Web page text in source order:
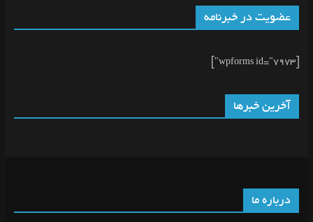
عضویت در خبرنامه
آخرین خبرها
درباره ما